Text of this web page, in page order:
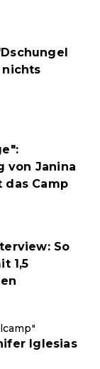
nichts
von Janina
das Camp
So
1,5
Iglesias